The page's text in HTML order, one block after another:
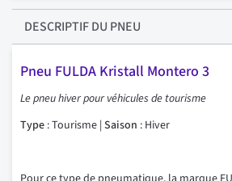
DESCRIPTIFDU PNEU
Pneu FULDA Kristall Montero 3
Le pneu hiver pour véhicules de tourisme
Type : Tourisme | Saison : Hiver